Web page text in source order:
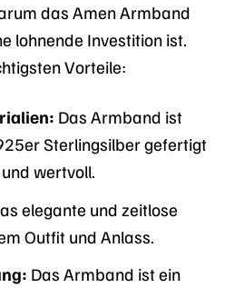
das Amen Armband
lohnende Investition ist.
Vorteile:
Das Armband ist
Sterlingsilber gefertigt
wertvoll.
elegante und zeitlose
Outfit und Anlass.
Das Armband ist ein